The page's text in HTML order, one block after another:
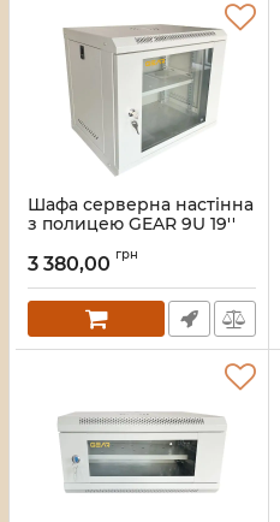
Шафа серверна настінна
з полицею GEAR 9U 19''
(GWMSN-9U-530-400G)
Артикул:28_417
3 380,00 грн